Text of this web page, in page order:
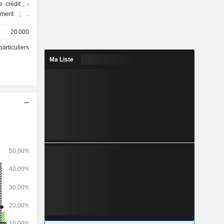
crédit ; -
; -
soins de
Home &
&
20 000
Ma Liste